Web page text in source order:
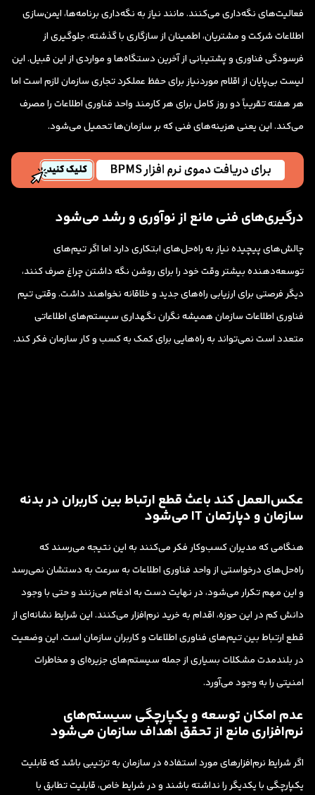
فعالیت‌های نگه‌داری می‌کنند. مانند نیاز به نگه‌داری برنامه‌ها، ایمن‌سازی
اطلاعات شرکت و مشتریان، اطمینان از سازگاری با گذشته، جلوگیری از
فرسودگی فناوری و پشتیبانی از آخرین دستگاه‌ها و مواردی از این قبیل. این
لیست بی‌پایان از اقلام موردنیاز برای حفظ عملکرد تجاری سازمان لازم است اما
هر هفته تقریباً دو روز کامل برای هر کارمند واحد فناوری اطلاعات را مصرف
می‌کند. این یعنی هزینه‌های فنی که بر سازمان‌ها تحمیل می‌شود.
درگیری‌های فنی مانع از نوآوری و رشد می‌شود
چالش‌های پیچیده نیاز به راه‌حل‌های ابتکاری دارد اما اگر تیم‌های
توسعه‌دهنده بیشتر وقت خود را برای روشن نگه داشتن چراغ صرف کنند،
دیگر فرصتی برای ارزیابی راه‌های جدید و خلاقانه نخواهند داشت. وقتی تیم
فناوری اطلاعات سازمان همیشه نگران نگهداری سیستم‌های اطلاعاتی
متعدد است نمی‌تواند به راه‌هایی برای کمک به کسب و کار سازمان فکر کند.
عکس‌العمل کند باعث قطع ارتباط بین کاربران در بدنه
سازمان و دپارتمان IT می‌شود
هنگامی که مدیران کسب‌وکار فکر می‌کنند به این نتیجه می‌رسند که
راه‌حل‌های درخواستی از واحد فناوری اطلاعات به سرعت به دستشان نمی‌رسد
و این مهم تکرار می‌شود، در نهایت دست به ادغام می‌زنند و حتی با وجود
دانش کم در این حوزه، اقدام به خرید نرم‌افزار می‌کنند. این شرایط نشانه‌ای از
قطع ارتباط بین تیم‌های فناوری اطلاعات و کاربران سازمان است. این وضعیت
در بلندمدت مشکلات بسیاری از جمله سیستم‌های جزیره‌ای و مخاطرات
امنیتی را به وجود می‌آورد.
عدم امکان توسعه و یکپارچگی سیستم‌های
نرم‌افزاری مانع از تحقق اهداف سازمان می‌شود
اگر شرایط نرم‌افزارهای مورد استفاده در سازمان به ترتیبی باشد که قابلیت
یکپارچگی با یکدیگر را نداشته باشند و در شرایط خاص، قابلیت تطابق با